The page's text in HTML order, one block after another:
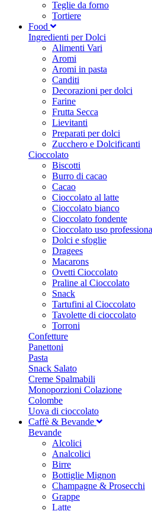
Teglie da forno
Tortiere
Food
Ingredienti per Dolci
Alimenti Vari
Aromi
Aromi in pasta
Canditi
Decorazioni per dolci
Farine
Frutta Secca
Lievitanti
Preparati per dolci
Zucchero e Dolcificanti
Cioccolato
Biscotti
Burro di cacao
Cacao
Cioccolato al latte
Cioccolato bianco
Cioccolato fondente
Cioccolato uso
Dolci e sfoglie
Dragees
Macarons
Ovetti Cioccolato
Praline al Cioccolato
Snack
Tartufini al Cioccolato
Tavolette di cioccolato
Torroni
Confetture
Panettoni
Pasta
Snack Salato
Creme Spalmabili
Monoporzioni Colazione
Colombe
Uova di cioccolato
Caffè & Bevande
Bevande
Alcolici
Analcolici
Birre
Bottiglie Mignon
Champagne & Prosecchi
Grappe
Latte